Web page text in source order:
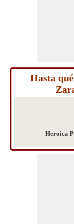
Hasta
Heroica